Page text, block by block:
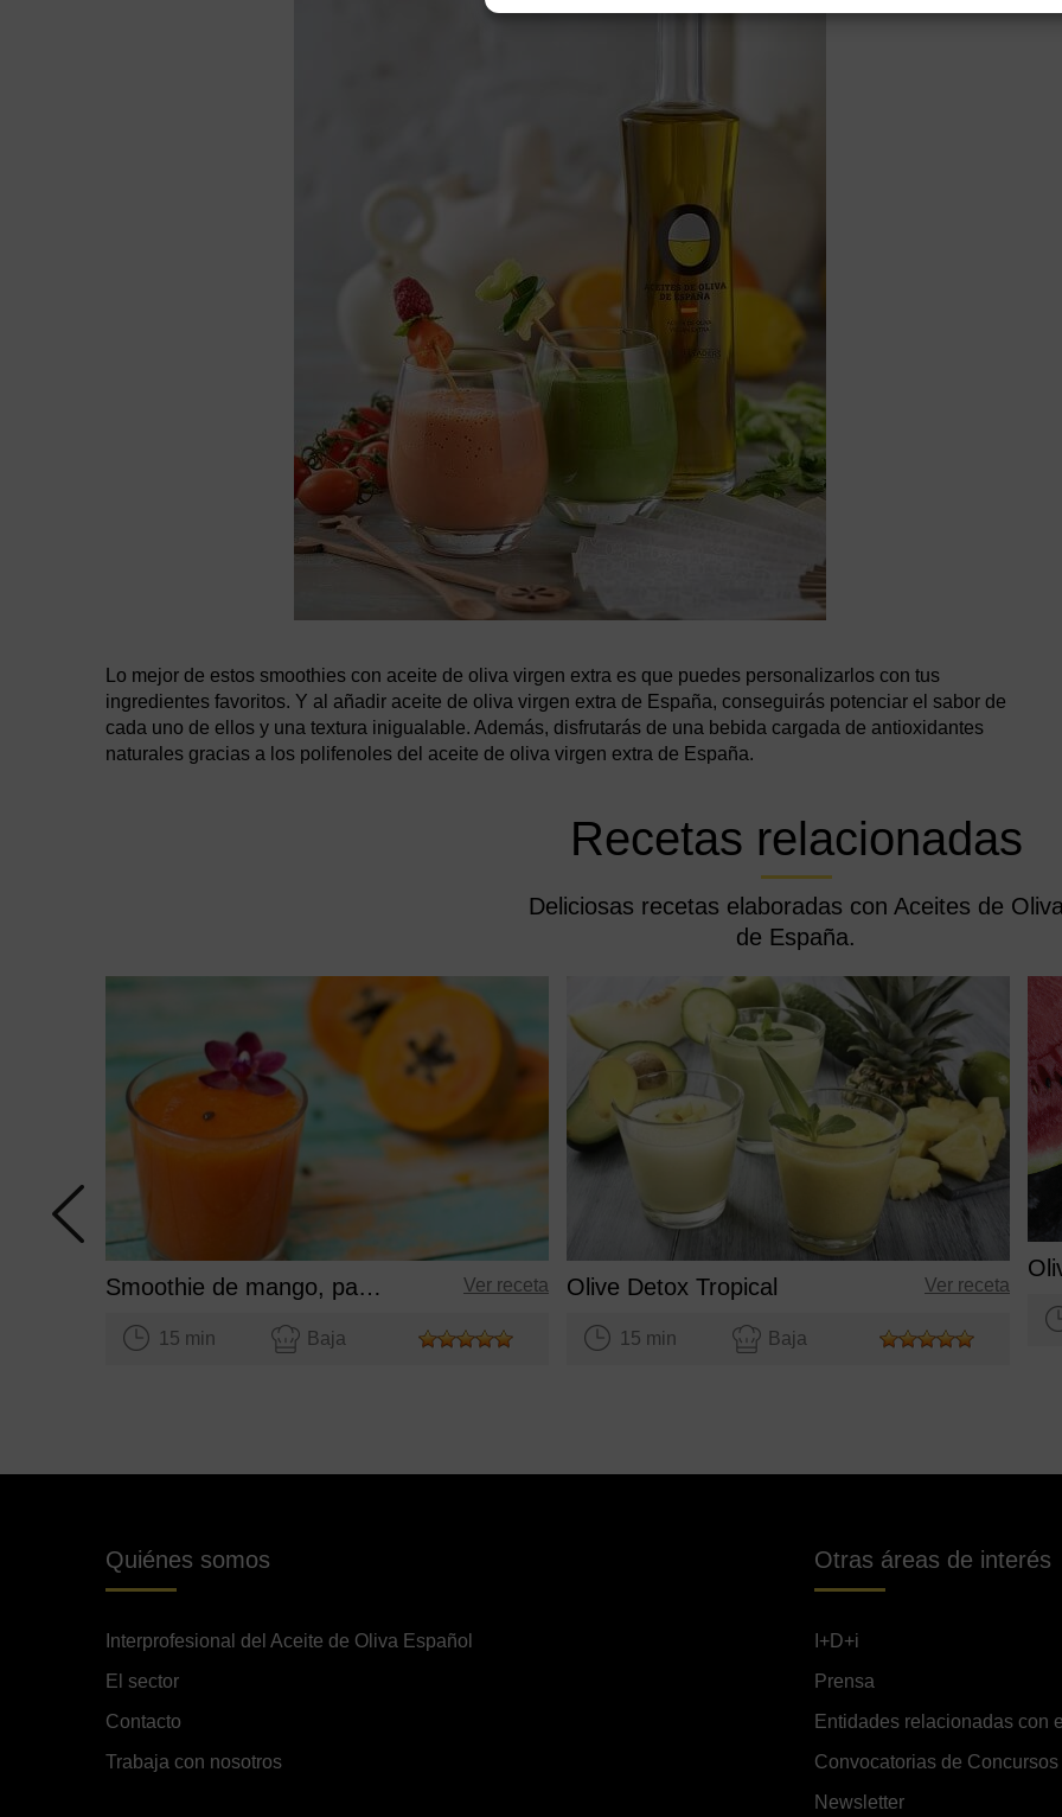
Lo mejor de estos smoothies con aceite de oliva virgen extra es que puedes personalizarlos con tus
ingredientes favoritos. Y al añadir aceite de oliva virgen extra de España, conseguirás potenciar el sabor de
cada uno de ellos y una textura inigualable. Además, disfrutarás de una bebida cargada de antioxidantes
naturales gracias a los polifenoles del aceite de oliva virgen extra de España.
Recetas relacionadas
Deliciosas recetas elaboradas con Aceites de
de España.
Smoothie de mango, papaya y zanahoria Ver receta
15 min Baja
Olive Detox Tropical Ver receta
15 min Baja
Quiénes somos
Interprofesional del Aceite de Oliva Español
El sector
Contacto
Trabaja con nosotros
Otras áreas de interés
I+D+i
Prensa
Entidades relacionadas con
Convocatorias de Concursos
Newsletter